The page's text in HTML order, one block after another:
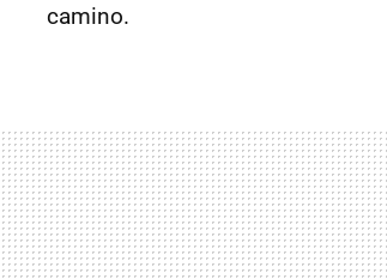
camino.